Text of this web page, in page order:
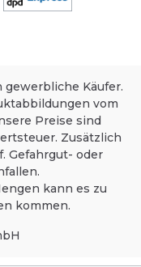
lassen.
bestimmt.
anderen
Tragen von
auf
lagern.
Käufer.
vom
Preise sind
Zusätzlich
Gefahrgut- oder
kann es zu
kommen.